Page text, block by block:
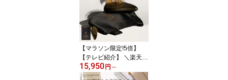
し ヘアブラシ 毛穴 洗浄
お風呂 ギフト プレゼン
ト 髪の毛 サラサラ 艶髪
ヘアケア 敬老の日 退職
入学 就職 祝い ご褒美 母
の日
【マラソン限定!5倍】
【テレビ紹介】 ＼楽天総
合1位／ SNOW FOX SKI
NCARE プレミアム FOX
15,950 円 ～